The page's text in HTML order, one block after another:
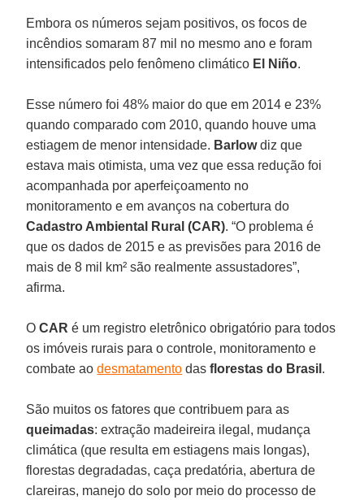
Embora os números sejam positivos, os focos de
incêndios somaram 87 mil no mesmo ano e foram
intensificados pelo fenômeno climático El Niño.
Esse número foi 48% maior do que em 2014 e 23%
quando comparado com 2010, quando houve uma
estiagem de menor intensidade. Barlowdiz que
estava mais otimista, uma vez que essa redução foi
acompanhada por aperfeiçoamento no
monitoramento e em avanços na cobertura do
Cadastro Ambiental Rural (CAR). “O problema é
que os dados de 2015 e as previsões para 2016 de
mais de 8 mil km² são realmente assustadores”,
afirma.
OCAR é um registro eletrônico obrigatório para todos
os imóveis rurais para o controle, monitoramento e
combate aodesmatamento dasflorestas do Brasil .
São muitos os fatores que contribuem para as
queimadas: extração madeireira ilegal, mudança
climática (que resulta em estiagens mais longas),
florestas degradadas, caça predatória, abertura de
clareiras, manejo do solo por meio do processo de